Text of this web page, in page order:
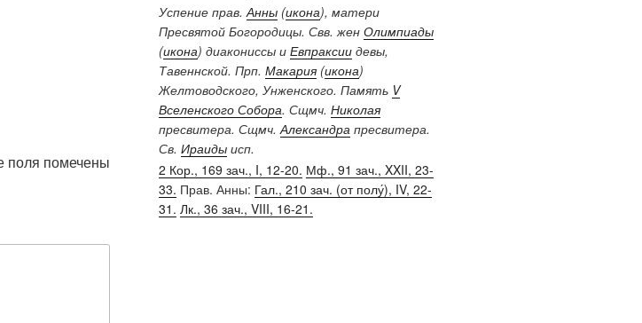
поля помечены
Успение прав.Анны(икона), матери
Пресвятой Богородицы. Свв. жен Олимпиады
(икона) диакониссы и Евпраксиидевы,
Тавеннской. Прп. Макария(икона)
Желтоводского, Унженского. Память V
Вселенского Собора. Сщмч. Николая
пресвитера. Сщмч.Александрапресвитера.
Св. Ираидыисп.
2 Кор., 169 зач., I, 12-20. Мф., 91 зач., XXII, 23-
33. Прав. Анны: Гал., 210 зач. (от полу́), IV, 22-
31. Лк., 36 зач., VIII, 16-21.